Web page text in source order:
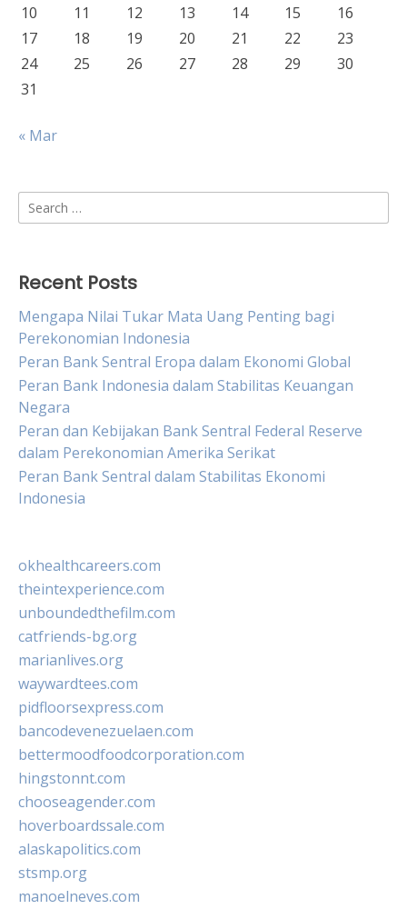
10 11 12 13 14 15
16
17
18 19 20 21 22
23
24
25 26 27 28 29
30
31
« Mar
Search
for:
Recent Posts
Mengapa Nilai Tukar Mata Uang Penting bagi
Perekonomian Indonesia
Peran Bank Sentral Eropa dalam Ekonomi Global
Peran Bank Indonesia dalam Stabilitas Keuangan
Negara
Peran dan Kebijakan Bank Sentral Federal Reserve
dalam Perekonomian Amerika Serikat
Peran Bank Sentral dalam Stabilitas Ekonomi
Indonesia
okhealthcareers.com
theintexperience.com
unboundedthefilm.com
catfriends-bg.org
marianlives.org
waywardtees.com
pidfloorsexpress.com
bancodevenezuelaen.com
bettermoodfoodcorporation.com
hingstonnt.com
chooseagender.com
hoverboardssale.com
alaskapolitics.com
stsmp.org
manoelneves.com